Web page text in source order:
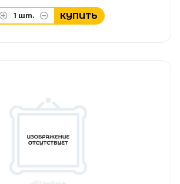
1 шт. КУПИТЬ